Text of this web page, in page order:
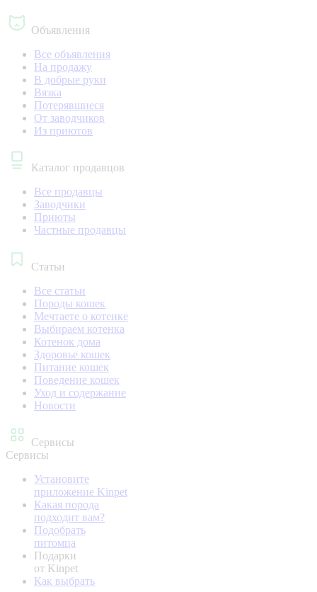
Объявления
Все объявления
На продажу
В добрые руки
Вязка
Потерявшиеся
От заводчиков
Из приютов
Каталог продавцов
Все продавцы
Заводчики
Приюты
Частные продавцы
Статьи
Все статьи
Породы кошек
Мечтаете о котенке
Выбираем котенка
Котенок дома
Здоровье кошек
Питание кошек
Поведение кошек
Уход и содержание
Новости
Сервисы
Сервисы
Установите
приложение Kinpet
Какая порода
подходит вам?
Подобрать
питомца
Подарки
от Kinpet
Как выбрать